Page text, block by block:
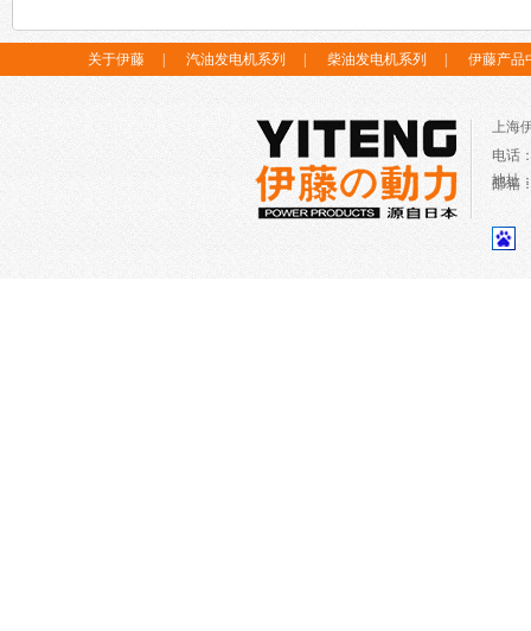
关于伊藤 汽油发电机系列 柴油发电机系列 伊藤产品
上海
电话
邮箱
地址